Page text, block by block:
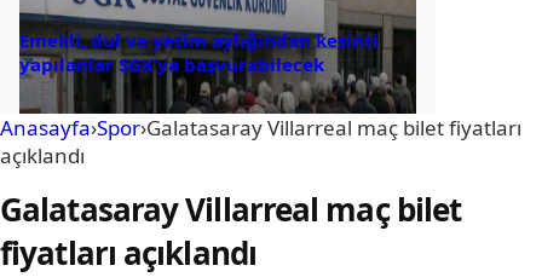
Emekli, dul ve yetim aylığından kesinti
yapılanlar SGK’ya başvurabilecek
Anasayfa›Spor›Galatasaray Villarreal maç bilet fiyatları
açıklandı
Galatasaray Villarreal maç bilet
fiyatları açıklandı